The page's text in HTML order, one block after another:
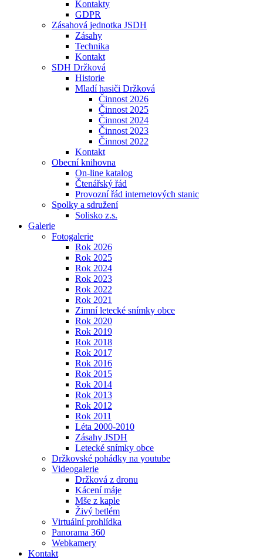
Kontakty
GDPR
Zásahová jednotka JSDH
Zásahy
Technika
Kontakt
SDH Držková
Historie
Mladí hasiči Držková
Činnost 2026
Činnost 2025
Činnost 2024
Činnost 2023
Činnost 2022
Kontakt
Obecní knihovna
On-line katalog
Čtenářský řád
Provozní řád internetových stanic
Spolky a sdružení
Solisko z.s.
Galerie
Fotogalerie
Rok 2026
Rok 2025
Rok 2024
Rok 2023
Rok 2022
Rok 2021
Zimní letecké snímky obce
Rok 2020
Rok 2019
Rok 2018
Rok 2017
Rok 2016
Rok 2015
Rok 2014
Rok 2013
Rok 2012
Rok 2011
Léta 2000-2010
Zásahy JSDH
Letecké snímky obce
Držkovské pohádky na youtube
Videogalerie
Držková z dronu
Kácení máje
Mše z kaple
Živý betlém
Virtuální prohlídka
Panorama 360
Webkamery
Kontakt